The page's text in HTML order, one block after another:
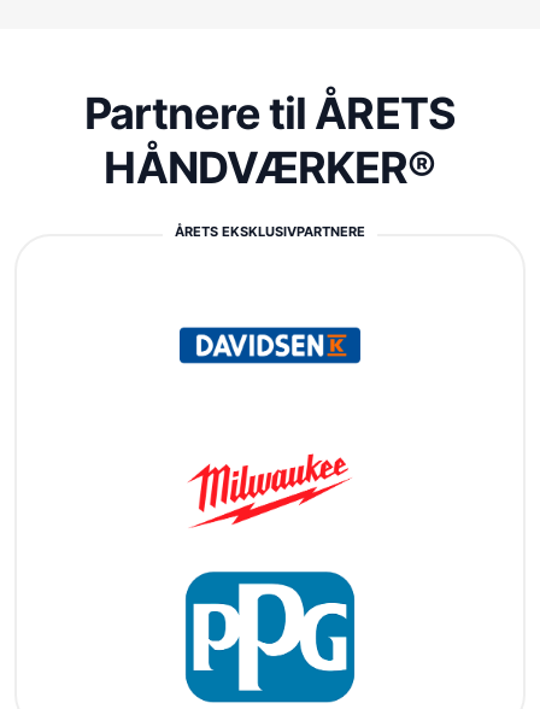
Partnere til ÅRETS
HÅNDVÆRKER®
ÅRETS EKSKLUSIVPARTNERE